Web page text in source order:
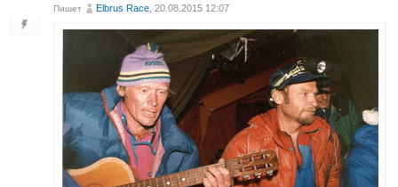
Пишет Elbrus Race, 20.08.2015 12:07